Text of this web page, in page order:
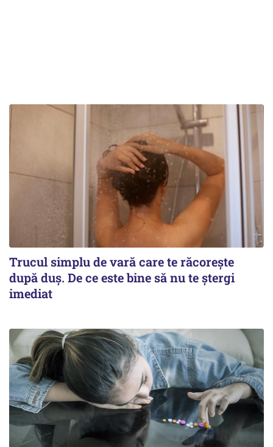
Trucul simplu de vară care te răcorește
după duș. De ce este bine să nu te ștergi
imediat